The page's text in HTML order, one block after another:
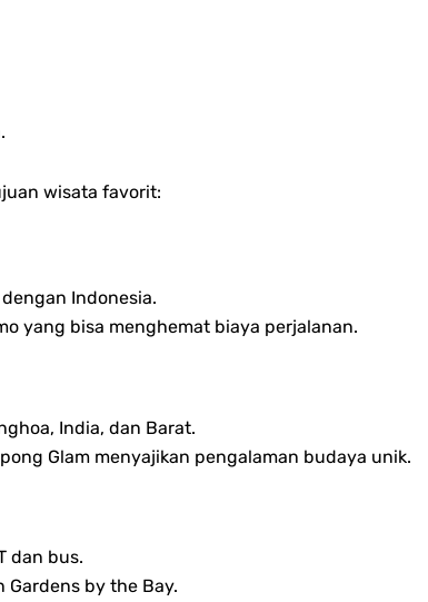
wisata favorit:
Indonesia.
yang bisa menghemat biaya perjalanan.
India, dan Barat.
Glam menyajikan pengalaman budaya unik.
dan bus.
by the Bay.